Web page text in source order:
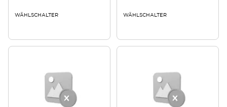
WÄHLSCHALTER WÄHLSCHALTER